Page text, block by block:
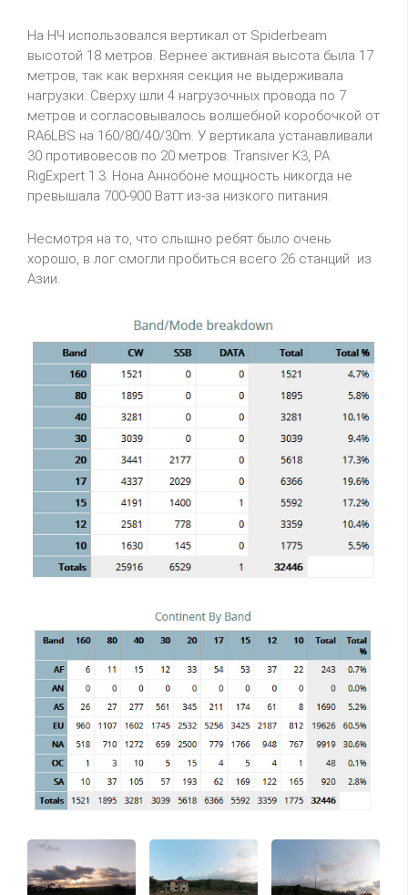
На НЧ использовался вертикал от Spiderbeam
высотой 18 метров. Вернее активная высота была 17
метров, так как верхняя секция не выдерживала
нагрузки. Сверху шли 4 нагрузочных провода по 7
метров и согласовывалось волшебной коробочкой от
RA6LBS на 160/80/40/30m. У вертикала устанавливали
30 противовесов по 20 метров. Transiver K3, PA
RigExpert 1.3. Нона Аннобоне мощность никогда не
превышала 700-900 Ватт из-за низкого питания.
Несмотря на то, что слышно ребят было очень
хорошо, в лог смогли пробиться всего 26 станций из
Азии.